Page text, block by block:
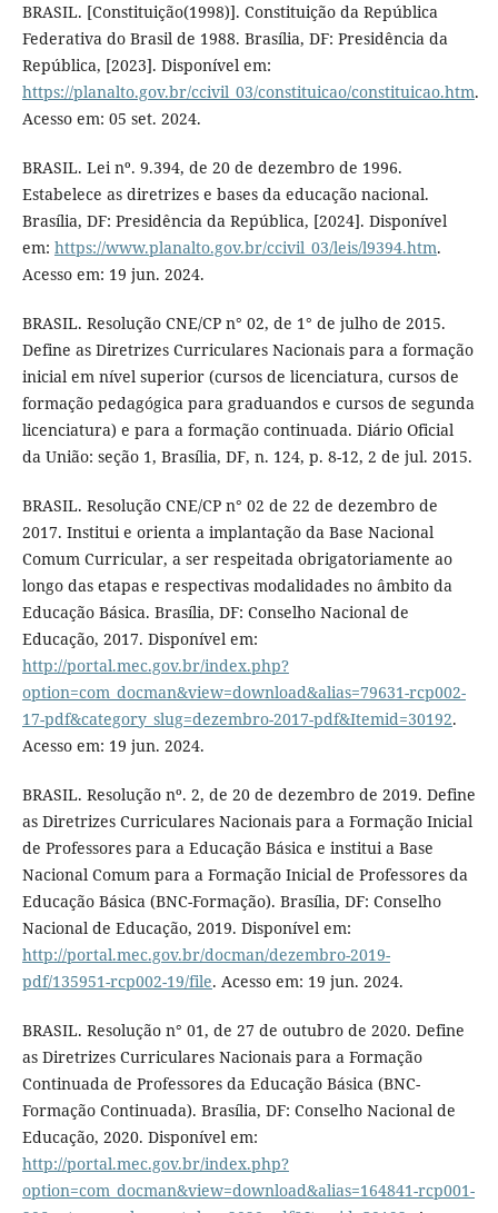
BRASIL. [Constituição(1998)]. Constituição da República
Federativa do Brasil de 1988. Brasília, DF: Presidência da
República, [2023]. Disponível em:
https://planalto.gov.br/ccivil_03/constituicao/constituicao.htm.
Acesso em: 05 set. 2024.
BRASIL. Lei nº. 9.394, de 20 de dezembro de 1996.
Estabelece as diretrizes e bases da educação nacional.
Brasília, DF: Presidência da República, [2024]. Disponível
em: https://www.planalto.gov.br/ccivil_03/leis/l9394.htm.
Acesso em: 19 jun. 2024.
BRASIL. Resolução CNE/CP n° 02, de 1° de julho de 2015.
Define as Diretrizes Curriculares Nacionais para a formação
inicial em nível superior (cursos de licenciatura, cursos de
formação pedagógica para graduandos e cursos de segunda
licenciatura) e para a formação continuada. Diário Oficial
da União: seção 1, Brasília, DF, n. 124, p. 8-12, 2 de jul. 2015.
BRASIL. Resolução CNE/CP n° 02 de 22 de dezembro de
2017. Institui e orienta a implantação da Base Nacional
Comum Curricular, a ser respeitada obrigatoriamente ao
longo das etapas e respectivas modalidades no âmbito da
Educação Básica. Brasília, DF: Conselho Nacional de
Educação, 2017. Disponível em:
http://portal.mec.gov.br/index.php?
option=com_docman&view=download&alias=79631-rcp002-
17-pdf&category_slug=dezembro-2017-pdf&Itemid=30192.
Acesso em: 19 jun. 2024.
BRASIL. Resolução nº. 2, de 20 de dezembro de 2019. Define
as Diretrizes Curriculares Nacionais para a Formação Inicial
de Professores para a Educação Básica e institui a Base
Nacional Comum para a Formação Inicial de Professores da
Educação Básica (BNC-Formação). Brasília, DF: Conselho
Nacional de Educação, 2019. Disponível em:
http://portal.mec.gov.br/docman/dezembro-2019-
pdf/135951-rcp002-19/file. Acesso em: 19 jun. 2024.
BRASIL. Resolução n° 01, de 27 de outubro de 2020. Define
as Diretrizes Curriculares Nacionais para a Formação
Continuada de Professores da Educação Básica (BNC-
Formação Continuada). Brasília, DF: Conselho Nacional de
Educação, 2020. Disponível em:
http://portal.mec.gov.br/index.php?
option=com_docman&view=download&alias=164841-rcp001-